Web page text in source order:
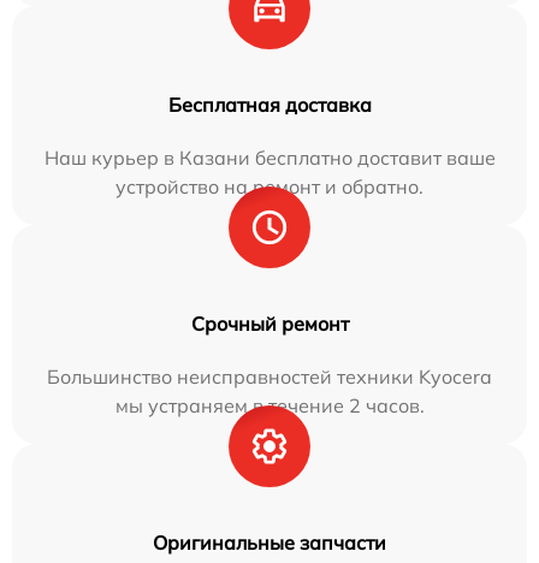
Бесплатная доставка
Наш курьер в Казани бесплатно доставит ваше
устройство на ремонт и обратно.
Срочный ремонт
Большинство неисправностей техники Kyocera
мы устраняем в течение 2 часов.
Оригинальные запчасти